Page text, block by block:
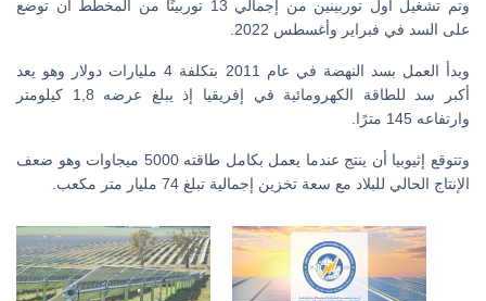
وتم تشغيل أول توربينين من إجمالي 13 توربينًا من المخطط أن توضع
على السد في فبراير وأغسطس 2022.
وبدأ العمل بسد النهضة في عام 2011 بتكلفة 4 مليارات دولار وهو يعد
أكبر سد للطاقة الكهرومائية في إفريقيا إذ يبلغ عرضه 1,8 كيلومتر
وارتفاعه 145 مترًا.
وتتوقع إثيوبيا أن ينتج عندما يعمل بكامل طاقته 5000 ميجاوات وهو ضعف
الإنتاج الحالي للبلاد مع سعة تخزين إجمالية تبلغ 74 مليار متر مكعب.